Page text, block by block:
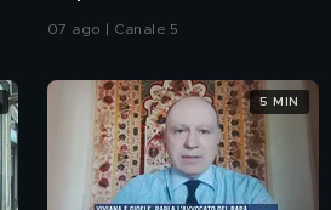
accertamenti
07 ago | Canale 5
5 MIN